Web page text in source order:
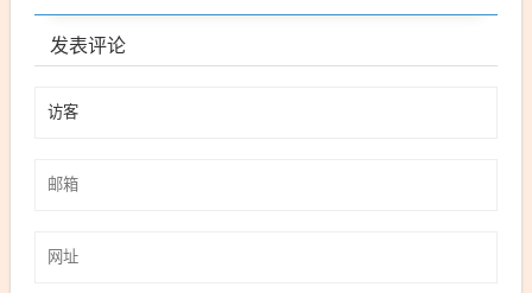
发表评论